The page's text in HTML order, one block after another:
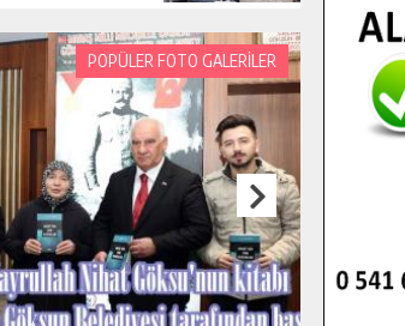
POPÜLER FOTO GALERİLER